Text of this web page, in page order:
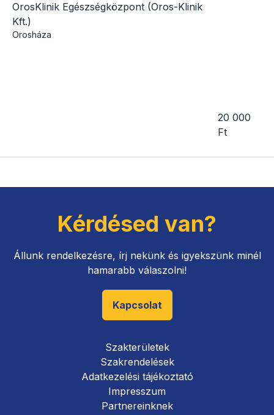
OrosKlinik Egészségközpont (Oros-Klinik
Kft.)
Orosháza
20 000
Ft
Kérdésed van?
Állunk rendelkezésre, írj nekünk és igyekszünk minél
hamarabb válaszolni!
Kapcsolat
Szakterületek
Szakrendelések
Adatkezelési tájékoztató
Impresszum
Partnereinknek